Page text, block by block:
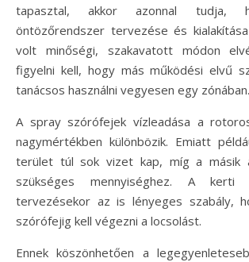
tapasztal, akkor azonnal
öntözőrendszer tervezése és
volt minőségi, szakavatott módon
figyelni kell, hogy más működési elvű
tanácsos használni vegyesen egy zónában.
A spray szórófejek vízleadása a
nagymértékben különbözik. Emiatt
terület túl sok vizet kap, míg a másik
szükséges mennyiséghez. A kerti
tervezésekor az is lényeges szabály,
szórófejig kell végezni a locsolást.
Ennek köszönhetően a